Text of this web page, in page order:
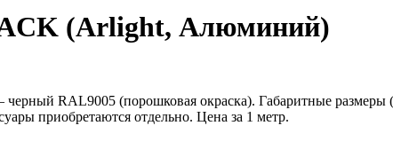
(Arlight, Алюминий)
RAL9005 (порошковая окраска). Габаритные
приобретаются отдельно. Цена за 1 метр.